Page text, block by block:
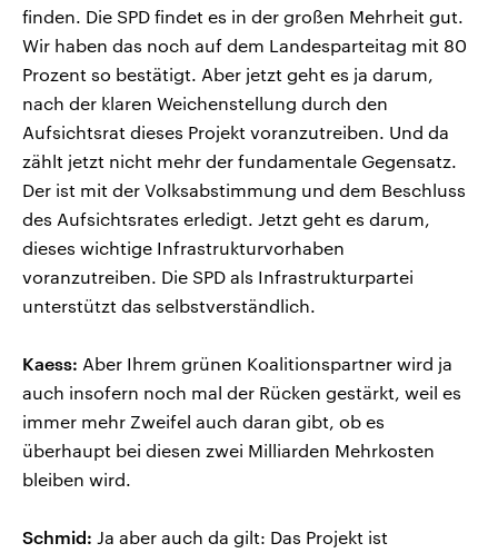
finden. Die SPD findet es in der großen Mehrheit gut.
Wir haben das noch auf dem Landesparteitag mit 80
Prozent so bestätigt. Aber jetzt geht es ja darum,
nach der klaren Weichenstellung durch den
Aufsichtsrat dieses Projekt voranzutreiben. Und da
zählt jetzt nicht mehr der fundamentale Gegensatz.
Der ist mit der Volksabstimmung und dem Beschluss
des Aufsichtsrates erledigt. Jetzt geht es darum,
dieses wichtige Infrastrukturvorhaben
voranzutreiben. Die SPD als Infrastrukturpartei
unterstützt das selbstverständlich.
Kaess: Aber Ihrem grünen Koalitionspartner wird ja
auch insofern noch mal der Rücken gestärkt, weil es
immer mehr Zweifel auch daran gibt, ob es
überhaupt bei diesen zwei Milliarden Mehrkosten
bleiben wird.
Schmid: Ja aber auch da gilt: Das Projekt ist